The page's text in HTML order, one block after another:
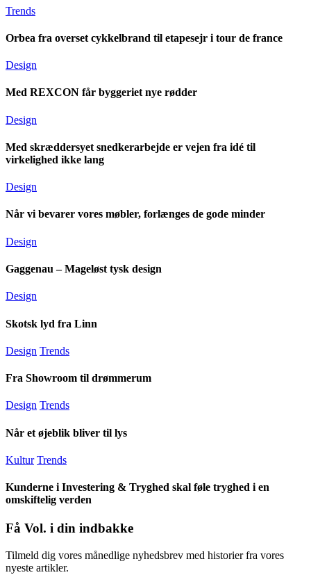
Trends
Orbea fra overset cykkelbrand til etapesejr i tour de france
Design
Med REXCON får byggeriet nye rødder
Design
Med skræddersyet snedkerarbejde er vejen fra idé til
virkelighed ikke lang
Design
Når vi bevarer vores møbler, forlænges de gode minder
Design
Gaggenau – Mageløst tysk design
Design
Skotsk lyd fra Linn
Design Trends
Fra Showroom til drømmerum
Design Trends
Når et øjeblik bliver til lys
Kultur Trends
Kunderne i Investering & Tryghed skal føle tryghed i en
omskiftelig verden
Få Vol. i din indbakke
Tilmeld dig vores månedlige nyhedsbrev med historier fra vores
nyeste artikler.